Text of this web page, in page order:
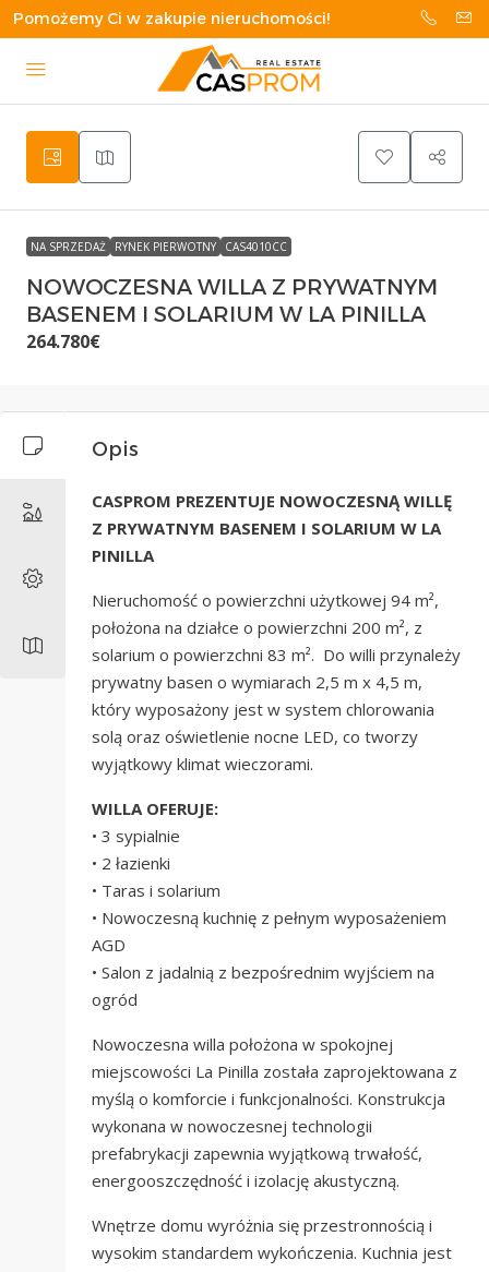
Pomożemy Ci w zakupie nieruchomości!
NA SPRZEDAŻ RYNEK PIERWOTNY CAS4010CC
NOWOCZESNA WILLA Z PRYWATNYM
BASENEM I SOLARIUM W LA PINILLA
264.780€
Opis
CASPROM PREZENTUJE NOWOCZESNĄ WILLĘ
Z PRYWATNYM BASENEM I SOLARIUM W LA
PINILLA
Nieruchomość o powierzchni użytkowej 94 m²,
położona na działce o powierzchni 200 m², z
solarium o powierzchni 83 m². Do willi przynależy
prywatny basen o wymiarach 2,5 m x 4,5 m,
który wyposażony jest w system chlorowania
solą oraz oświetlenie nocne LED, co tworzy
wyjątkowy klimat wieczorami.
WILLA OFERUJE:
• 3 sypialnie
• 2 łazienki
• Taras i solarium
• Nowoczesną kuchnię z pełnym wyposażeniem
AGD
• Salon z jadalnią z bezpośrednim wyjściem na
ogród
Nowoczesna willa położona w spokojnej
miejscowości La Pinilla została zaprojektowana z
myślą o komforcie i funkcjonalności. Konstrukcja
wykonana w nowoczesnej technologii
prefabrykacji zapewnia wyjątkową trwałość,
energooszczędność i izolację akustyczną.
Wnętrze domu wyróżnia się przestronnością i
wysokim standardem wykończenia. Kuchnia jest